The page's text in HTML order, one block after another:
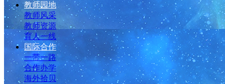
教师园地
教师风采
教师资源
育人一线
国际合作
一带一路
合作办学
海外拾贝